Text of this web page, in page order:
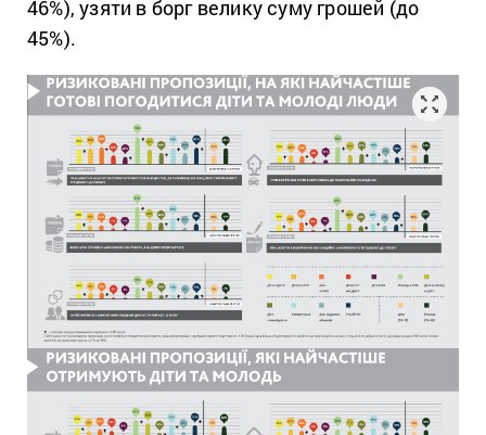
46%), узяти в борг велику суму грошей (до
45%).